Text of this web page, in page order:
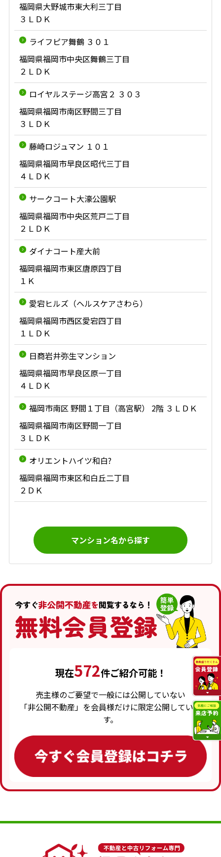
福岡県大野城市東大利三丁目
３ＬＤＫ
ライフピア舞鶴 ３０１
福岡県福岡市中央区舞鶴三丁目
２ＬＤＫ
ロイヤルステージ高宮２ ３０３
福岡県福岡市南区野間三丁目
３ＬＤＫ
藤崎ロジュマン １０１
福岡県福岡市早良区昭代三丁目
４ＬＤＫ
サークコート大濠公園駅
福岡県福岡市中央区荒戸二丁目
２ＬＤＫ
ダイナコート産大前
福岡県福岡市東区唐原四丁目
１Ｋ
愛宕ヒルズ（ヘルスケアさわら）
福岡県福岡市西区愛宕四丁目
１ＬＤＫ
日商岩井弥生マンション
福岡県福岡市早良区原一丁目
４ＬＤＫ
福岡市南区 野間１丁目（高宮駅） 2階 ３ＬＤＫ
福岡県福岡市南区野間一丁目
３ＬＤＫ
オリエントハイツ和白?
福岡県福岡市東区和白丘二丁目
２ＤＫ
マンション名から探す
現在572件ご紹介可能！
売主様のご要望で一般には公開していない
「非公開不動産」を会員様だけに限定公開していま
す。